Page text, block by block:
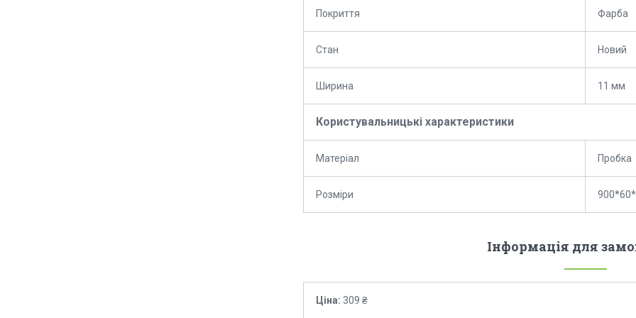
Покриття Фарба
Стан Новий
Ширина 11 мм
Користувальницькі характеристики
Матеріал Пробка
Розміри
Інформація для
Ціна: 309 ₴